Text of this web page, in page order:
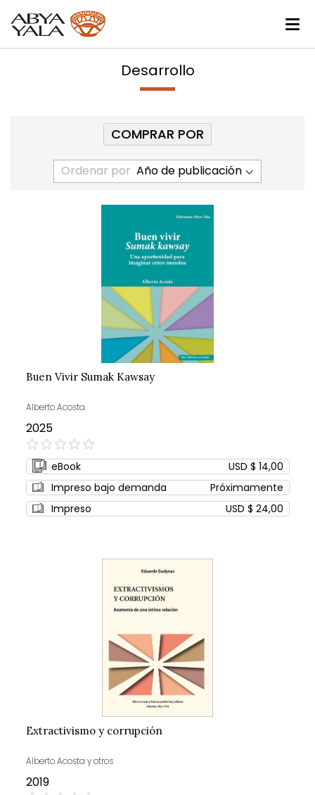
Desarrollo
Ordenar por
Buen Vivir Sumak Kawsay
Alberto Acosta
2025
0%
eBook
USD $ 14,00
Impreso bajo demanda
Próximamente
Impreso
USD $ 24,00
Extractivismo y corrupción
Alberto Acosta y otros
2019
COMPRAR POR